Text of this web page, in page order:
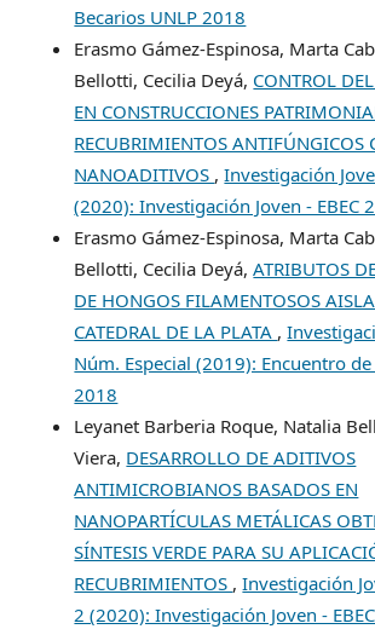
Becarios UNLP 2018
Erasmo Gámez-Espinosa, Marta
Bellotti, Cecilia Deyá, CONTROL
EN CONSTRUCCIONES
RECUBRIMIENTOS ANTIFÚNGICOS
NANOADITIVOS ,Investigación
(2020): Investigación Joven - EBEC
Erasmo Gámez-Espinosa, Marta
Bellotti, Cecilia Deyá,ATRIBUTOS
DE HONGOS FILAMENTOSOS
CATEDRAL DE LA PLATA ,
Núm. Especial (2019): Encuentro
2018
Leyanet Barberia Roque, Natalia
Viera, DESARROLLO DE ADITIVOS
ANTIMICROBIANOS BASADOS EN
NANOPARTÍCULAS METÁLICAS
SÍNTESIS VERDE PARA SU
RECUBRIMIENTOS ,Investigación
2 (2020): Investigación Joven -